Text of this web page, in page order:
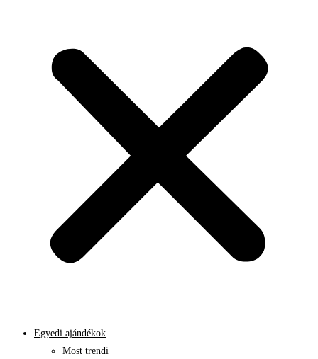
Egyedi ajándékok
Most trendi